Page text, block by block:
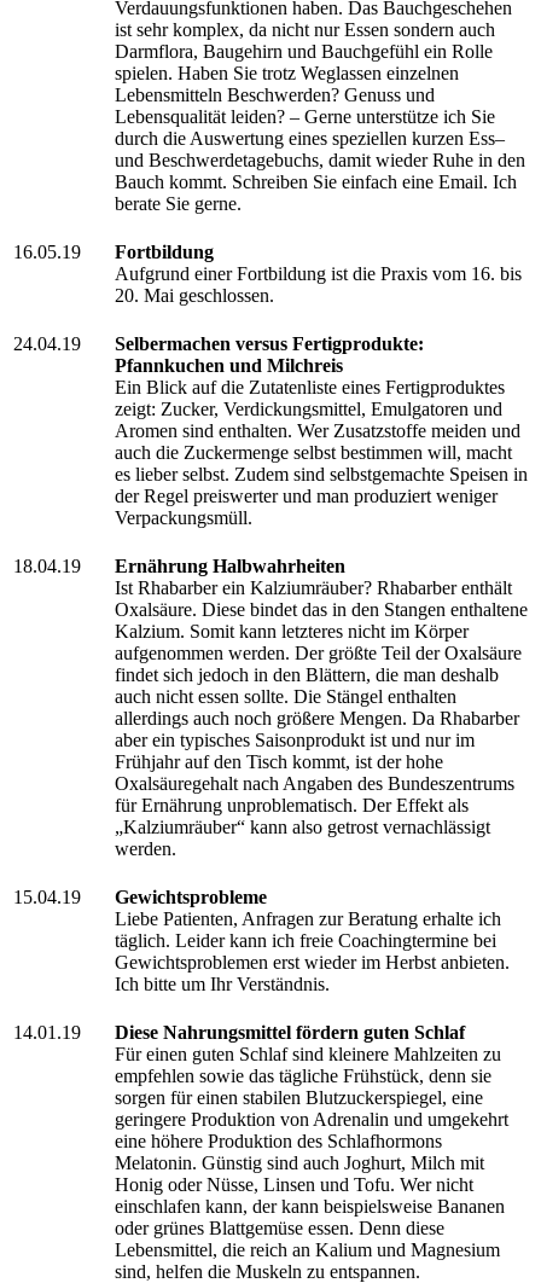
Verdauungsfunktionen haben. Das Bauchgeschehen
ist sehr komplex, da nicht nur Essen sondern auch
Darmflora, Baugehirn und Bauchgefühl ein Rolle
spielen. Haben Sie trotz Weglassen einzelnen
Lebensmitteln Beschwerden? Genuss und
Lebensqualität leiden? – Gerne unterstütze ich Sie
durch die Auswertung eines speziellen kurzen Ess–
und Beschwerdetagebuchs, damit wieder Ruhe in den
Bauch kommt. Schreiben Sie einfach eine Email. Ich
berate Sie gerne.
16.05.19
Fortbildung
Aufgrund einer Fortbildung ist die Praxis vom 16. bis
20. Mai geschlossen.
24.04.19
Selbermachen versus Fertigprodukte:
Pfannkuchen und Milchreis
Ein Blick auf die Zutatenliste eines Fertigproduktes
zeigt: Zucker, Verdickungsmittel, Emulgatoren und
Aromen sind enthalten. Wer Zusatzstoffe meiden und
auch die Zuckermenge selbst bestimmen will, macht
es lieber selbst. Zudem sind selbstgemachte Speisen in
der Regel preiswerter und man produziert weniger
Verpackungsmüll.
18.04.19
Ernährung Halbwahrheiten
Ist Rhabarber ein Kalziumräuber? Rhabarber enthält
Oxalsäure. Diese bindet das in den Stangen enthaltene
Kalzium. Somit kann letzteres nicht im Körper
aufgenommen werden. Der größte Teil der Oxalsäure
findet sich jedoch in den Blättern, die man deshalb
auch nicht essen sollte. Die Stängel enthalten
allerdings auch noch größere Mengen. Da Rhabarber
aber ein typisches Saisonprodukt ist und nur im
Frühjahr auf den Tisch kommt, ist der hohe
Oxalsäuregehalt nach Angaben des Bundeszentrums
für Ernährung unproblematisch. Der Effekt als
„Kalziumräuber“ kann also getrost vernachlässigt
werden.
15.04.19
Gewichtsprobleme
Liebe Patienten, Anfragen zur Beratung erhalte ich
täglich. Leider kann ich freie Coachingtermine bei
Gewichtsproblemen erst wieder im Herbst anbieten.
Ich bitte um Ihr Verständnis.
14.01.19
Diese Nahrungsmittel fördern guten Schlaf
Für einen guten Schlaf sind kleinere Mahlzeiten zu
empfehlen sowie das tägliche Frühstück, denn sie
sorgen für einen stabilen Blutzuckerspiegel, eine
geringere Produktion von Adrenalin und umgekehrt
eine höhere Produktion des Schlafhormons
Melatonin. Günstig sind auch Joghurt, Milch mit
Honig oder Nüsse, Linsen und Tofu. Wer nicht
einschlafen kann, der kann beispielsweise Bananen
oder grünes Blattgemüse essen. Denn diese
Lebensmittel, die reich an Kalium und Magnesium
sind, helfen die Muskeln zu entspannen.